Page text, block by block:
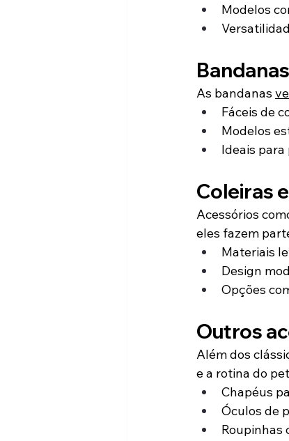
Modelos
As bandanas
Fáceis de
Modelos
Ideais
Coleiras
Acessórios
eles fazem
Materiais
Design
Opções
Outros
Além dos
e a rotina do
Chapéus
Óculos de
Roupinhas